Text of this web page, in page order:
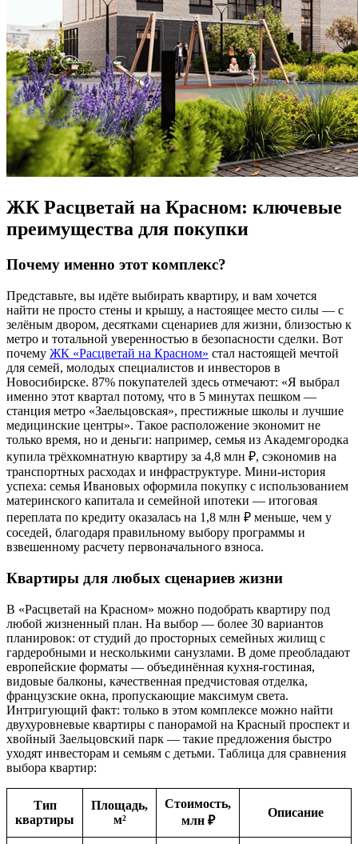
ЖК Расцветай на Красном: ключевые
преимущества для покупки
Почему именно этот комплекс?
Представьте, вы идёте выбирать квартиру, и вам хочется
найти не просто стены и крышу, а настоящее место силы — с
зелёным двором, десятками сценариев для жизни, близостью к
метро и тотальной уверенностью в безопасности сделки. Вот
почему ЖК «Расцветай на Красном» стал настоящей мечтой
для семей, молодых специалистов и инвесторов в
Новосибирске. 87% покупателей здесь отмечают: «Я выбрал
именно этот квартал потому, что в 5 минутах пешком —
станция метро «Заельцовская», престижные школы и лучшие
медицинские центры». Такое расположение экономит не
только время, но и деньги: например, семья из Академгородка
купила трёхкомнатную квартиру за 4,8 млн ₽, сэкономив на
транспортных расходах и инфраструктуре. Мини-история
успеха: семья Ивановых оформила покупку с использованием
материнского капитала и семейной ипотеки — итоговая
переплата по кредиту оказалась на 1,8 млн ₽ меньше, чем у
соседей, благодаря правильному выбору программы и
взвешенному расчету первоначального взноса.
Квартиры для любых сценариев жизни
В «Расцветай на Красном» можно подобрать квартиру под
любой жизненный план. На выбор — более 30 вариантов
планировок: от студий до просторных семейных жилищ с
гардеробными и несколькими санузлами. В доме преобладают
европейские форматы — объединённая кухня-гостиная,
видовые балконы, качественная предчистовая отделка,
французские окна, пропускающие максимум света.
Интригующий факт: только в этом комплексе можно найти
двухуровневые квартиры с панорамой на Красный проспект и
хвойный Заельцовский парк — такие предложения быстро
уходят инвесторам и семьям с детьми. Таблица для сравнения
выбора квартир:
Тип
квартиры
Площадь,
м²
Стоимость,
млн ₽
Описание